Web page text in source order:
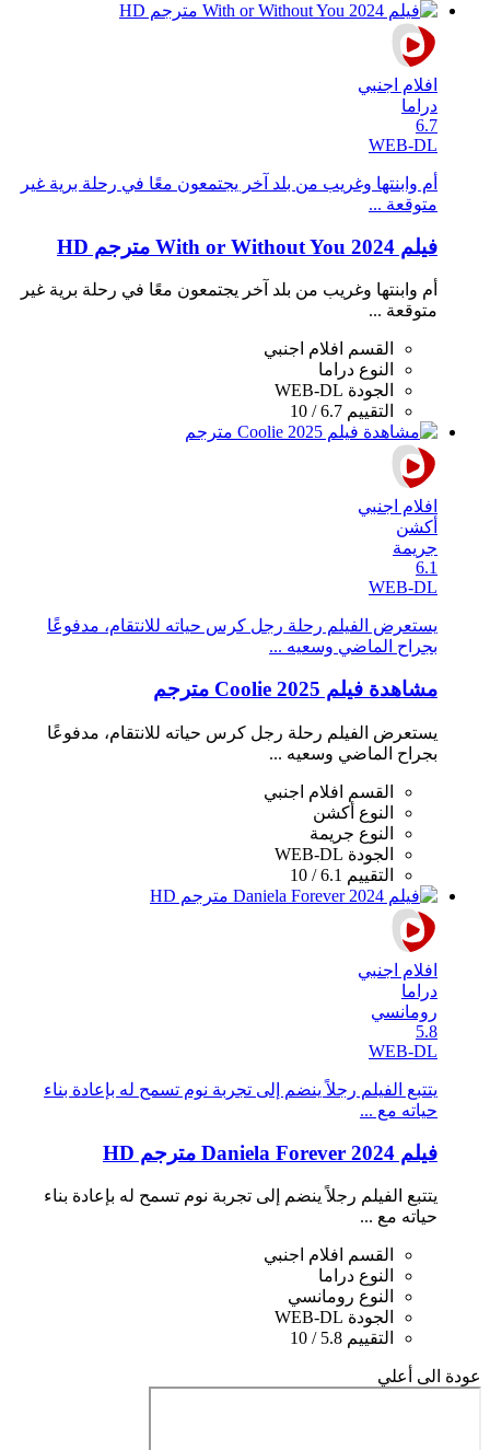
افلام اجنبي
دراما
6.7
WEB-DL
أم وابنتها وغريب من بلد آخر يجتمعون معًا في رحلة برية غير
متوقعة ...
فيلم With or Without You 2024 مترجم HD
أم وابنتها وغريب من بلد آخر يجتمعون معًا في رحلة برية غير
متوقعة ...
القسم افلام اجنبي
النوع دراما
الجودة WEB-DL
التقييم 6.7 / 10
افلام اجنبي
أكشن
جريمة
6.1
WEB-DL
يستعرض الفيلم رحلة رجل كرس حياته للانتقام، مدفوعًا
بجراح الماضي وسعيه ...
مشاهدة فيلم Coolie 2025 مترجم
يستعرض الفيلم رحلة رجل كرس حياته للانتقام، مدفوعًا
بجراح الماضي وسعيه ...
القسم
افلام اجنبي
النوع أكشن
النوع جريمة
الجودة WEB-DL
التقييم 6.1 / 10
افلام اجنبي
دراما
رومانسي
5.8
WEB-DL
يتتبع الفيلم رجلاً ينضم إلى تجربة نوم تسمح له بإعادة بناء
حياته مع ...
فيلم Daniela Forever 2024 مترجم HD
يتتبع الفيلم رجلاً ينضم إلى تجربة نوم تسمح له بإعادة بناء
حياته مع ...
القسم
افلام اجنبي
النوع دراما
النوع رومانسي
الجودة WEB-DL
التقييم 5.8 / 10
عودة الى أعلي